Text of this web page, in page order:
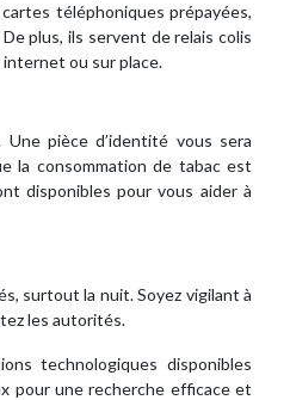
téléphoniques prépayées,
plus, ils servent de relais colis
ou sur place.
pièce d’identité vous sera
la consommation de tabac est
disponibles pour vous aider à
surtout la nuit. Soyez vigilant à
les autorités.
technologiques disponibles
pour une recherche efficace et